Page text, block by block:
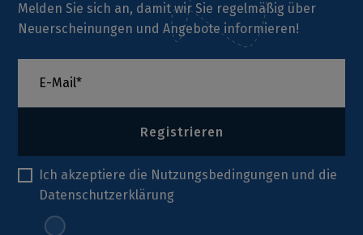
Melden Sie sich an, damit wir Sie regelmäßig über
Neuerscheinungen und Angebote informieren!
Registrieren
Ich akzeptiere die Nutzungsbedingungen und die
Datenschutzerklärung